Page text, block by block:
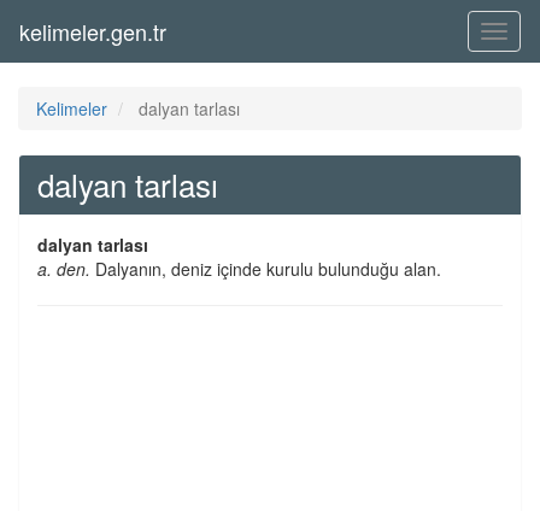
Menü
kelimeler.gen.tr
Kelimeler dalyan tarlası
dalyan tarlası
dalyan tarlası
a. den. Dalyanın, deniz içinde kurulu bulunduğu alan.